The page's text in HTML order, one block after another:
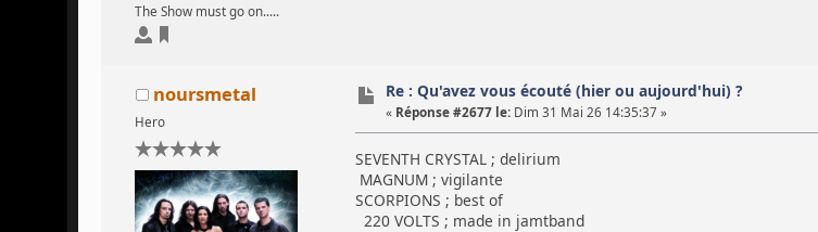
The Show must go on.....
noursmetal
Hero
Re : Qu'avez vous écouté (hier ou aujourd'hui) ?
« Réponse #2677 le: Dim 31 Mai 26 14:35:37 »
SEVENTH CRYSTAL ; delirium
MAGNUM ; vigilante
SCORPIONS ; best of
220 VOLTS ; made in jamtband